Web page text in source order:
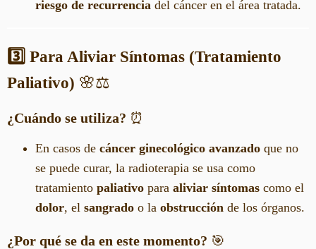
riesgo de recurrencia del cáncer en el área tratada.
3️⃣ Para Aliviar Síntomas (Tratamiento
Paliativo) 🌸⚖️
¿Cuándo se utiliza? ⏰
En casos de cáncer ginecológico avanzado que no
se puede curar, la radioterapia se usa como
tratamiento paliativo para aliviar síntomas como el
dolor, el sangrado o la obstrucción de los órganos.
¿Por qué se da en este momento? 🎯